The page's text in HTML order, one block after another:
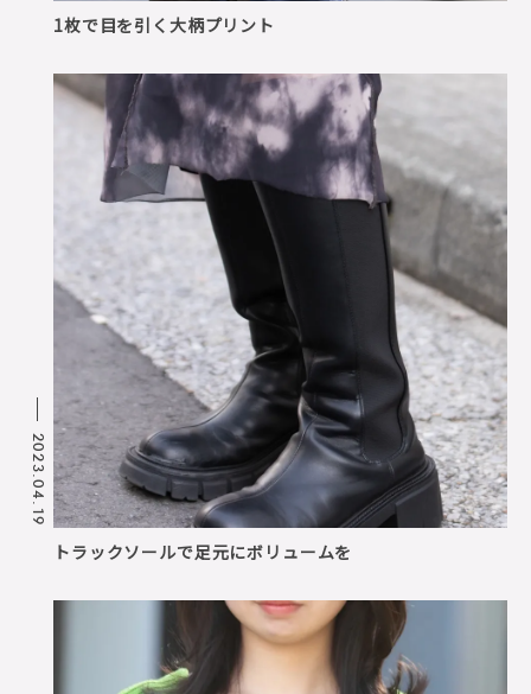
1枚で目を引く大柄プリント
2023.04.19
トラックソールで足元にボリュームを